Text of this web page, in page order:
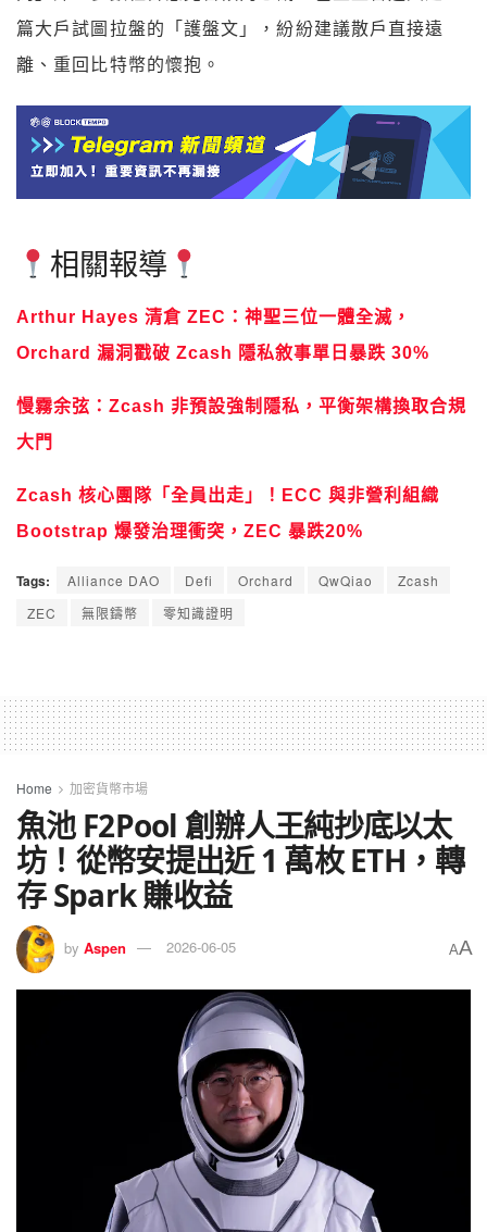
篇大戶試圖拉盤的「護盤文」，紛紛建議散戶直接遠
離、重回比特幣的懷抱。
相關報導
Arthur Hayes 清倉 ZEC：神聖三位一體全滅，
Orchard 漏洞戳破 Zcash 隱私敘事單日暴跌 30%
慢霧余弦：Zcash 非預設強制隱私，平衡架構換取合規
大門
Zcash 核心團隊「全員出走」！ECC 與非營利組織
Bootstrap 爆發治理衝突，ZEC 暴跌20%
Tags: Alliance DAO Defi Orchard QwQiao
Zcash
ZEC
無限鑄幣 零知識證明
Home 加密貨幣市場
魚池 F2Pool 創辦人王純抄底以太
坊！從幣安提出近 1 萬枚 ETH，轉
存 Spark 賺收益
by Aspen 2026-06-05 AA